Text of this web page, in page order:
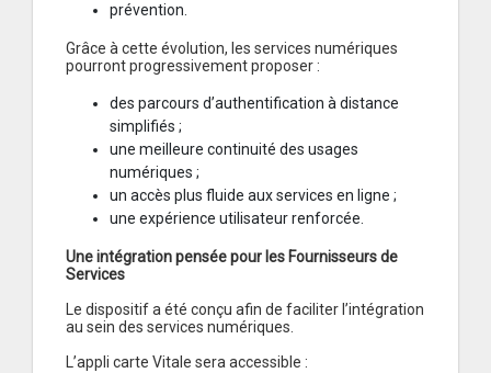
prévention.
Grâce à cette évolution, les services numériques
pourront progressivement proposer :
des parcours d’authentification à distance
simplifiés ;
une meilleure continuité des usages
numériques ;
un accès plus fluide aux services en ligne ;
une expérience utilisateur renforcée.
Une intégration pensée pour les Fournisseurs de
Services
Le dispositif a été conçu afin de faciliter l’intégration
au sein des services numériques.
L’appli carte Vitale sera accessible :